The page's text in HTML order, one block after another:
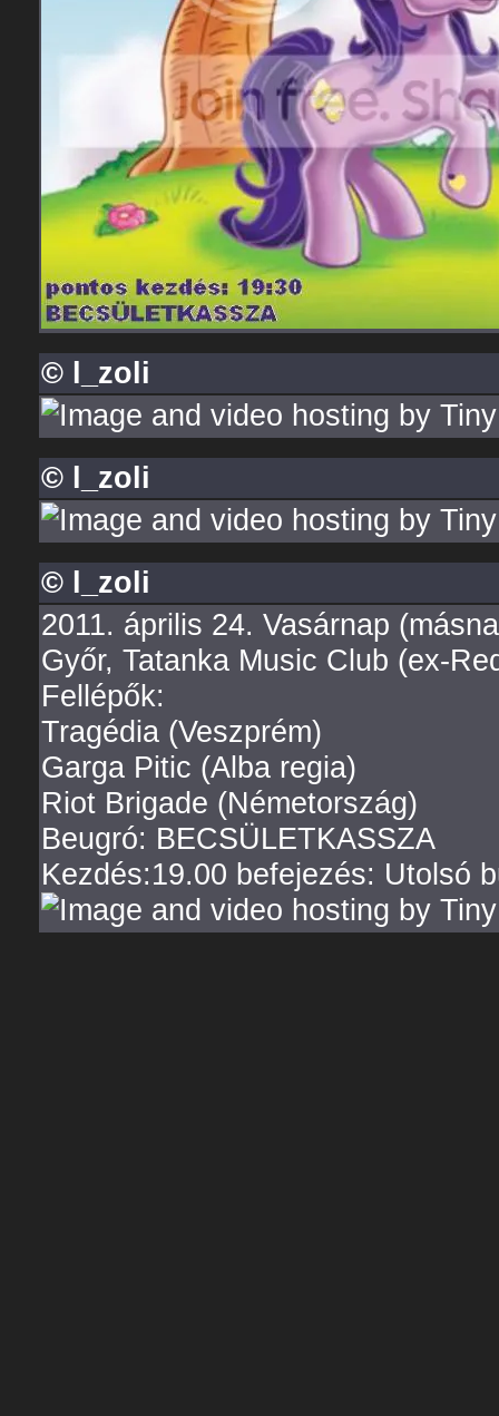
© l_zoli
© l_zoli
© l_zoli
2011. április 24. Vasárnap
Győr, Tatanka Music Club (ex-
Fellépők:
Tragédia (Veszprém)
Garga Pitic (Alba regia)
Riot Brigade (Németország)
Beugró: BECSÜLETKASSZA
Kezdés:19.00 befejezés: Utolsó